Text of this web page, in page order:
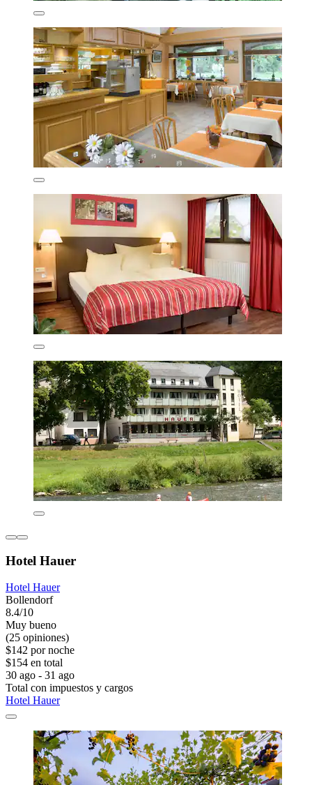
Hotel Hauer
Hotel Hauer
Bollendorf
8.4/10
Muy bueno
(25 opiniones)
$142 por noche
$154 en total
30 ago - 31 ago
Total con impuestos y cargos
Hotel Hauer